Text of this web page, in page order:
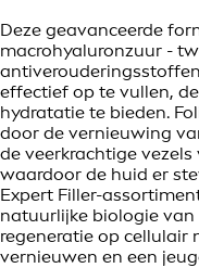
Deze geavanceerde
macrohyaluronzuur -
effectief op te vullen,
hydratatie te bieden.
door de vernieuwing
de veerkrachtige
waardoor de huid er
Expert Filler-
natuurlijke biologie
regeneratie op cellulair
vernieuwen en een